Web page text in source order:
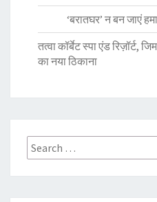
‘बरातघर’ न बन जाएं हमारे
तत्वा कॉर्बेट स्पा एंड रिज़ॉर्ट,
का नया ठिकाना
Search
for: